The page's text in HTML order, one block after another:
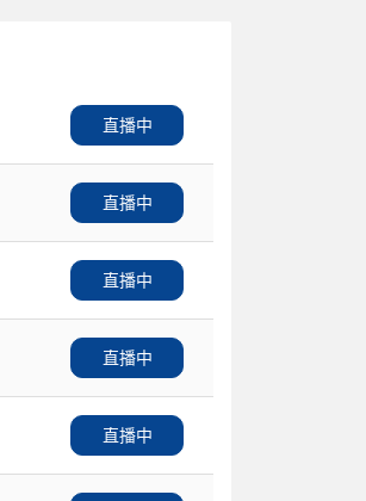
直播中
直播中
直播中
直播中
直播中